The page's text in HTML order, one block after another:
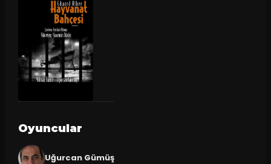
Oyuncular
Uğurcan Gümüş